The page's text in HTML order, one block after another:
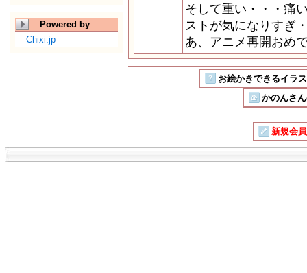
Powered by
Chixi.jp
そして重い・・・痛
ストが気になりすぎ
あ、アニメ再開おめ
お絵かきできるイラ
かのんさ
新規会